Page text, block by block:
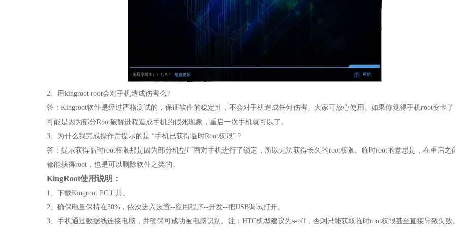
2、用kingroot root会对手机造成伤害么?
答：Kingroot软件是经过严格测试的，保证软件的稳定性，不会对手机造成任何伤害。大家可放心使用。如果你觉得手机root变卡了
可能是因为部分Root破解进程造成手机的假死现象，重启一次手机就可以了。
3、为什么我完成操作后提示的是 “手机已获得临时Root权限” ?
答：提示获得临时root权限那是因为部分机型厂商对手机进行了锁定，所以无法获得长久的root权限。临时root的意思是，在重启之
都能获得root，也是可以删除软件之类的。
KingRoot使用说明：
1、下载Kingroot PC工具。
2、确保电量保持在30%，依次进入设置--应用程序--开发--把USB调试打开。
3、手机通过数据线连接电脑，并确保可成功被电脑识别。注：HTC机型建议先s-off，否则只能获取临时root权限甚至直接导致失败